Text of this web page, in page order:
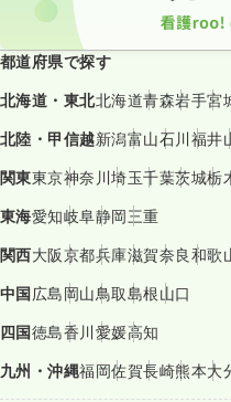
都道府県で探す
北海道・東北北海道青森岩手宮
北陸・甲信越新潟富山石川福井
関東東京神奈川埼玉千葉茨城栃
東海愛知岐阜静岡三重
関西大阪京都兵庫滋賀奈良和歌
中国広島岡山鳥取島根山口
四国徳島香川愛媛高知
九州・沖縄福岡佐賀長崎熊本大